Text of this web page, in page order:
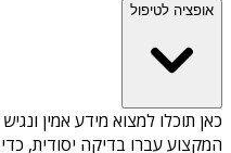
אופציה לטיפול
כאן תוכלו למצוא מידע אמין
המקצוע עברו בדיקה יסודית,